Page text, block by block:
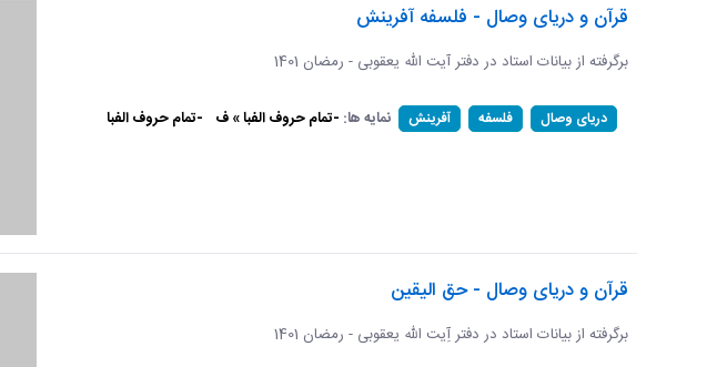
قرآن و دریای وصال - فلسفه آفرینش
برگرفته از بیانات استاد در دفتر آیت الله یعقوبی - رمضان 1401
دریای وصال فلسفه آفرینش نمایه ها: -تمام حروف الفبا » ف -تمام حروف الفبا
قرآن و دریای وصال - حق الیقین
برگرفته از بیانات استاد در دفتر آِیت الله یعقوبی - رمضان 1401